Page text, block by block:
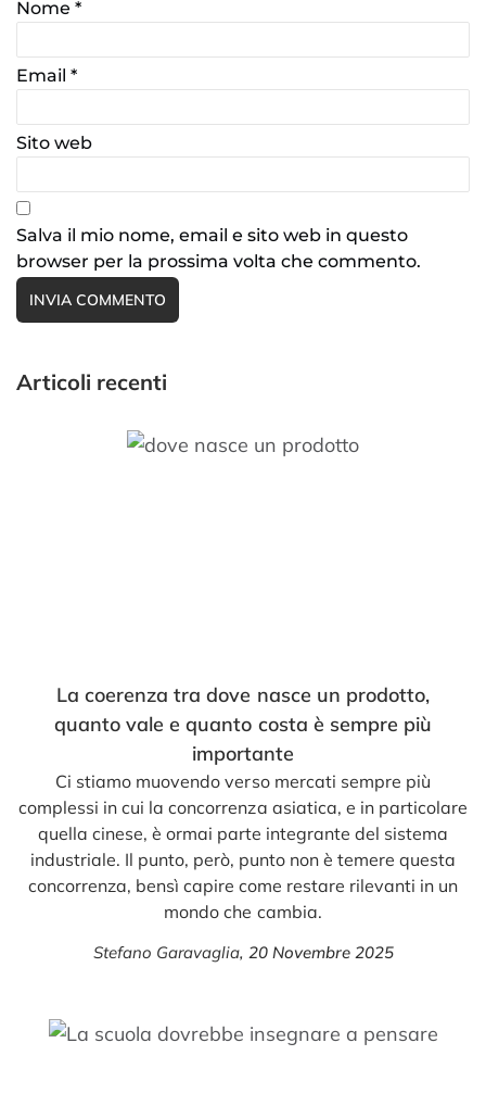
Nome *
Email *
Sito web
Salva il mio nome, email e sito web in questo
browser per la prossima volta che commento.
Articoli recenti
La coerenza tra dove nasce un prodotto,
quanto vale e quanto costa è sempre più
importante
Ci stiamo muovendo verso mercati sempre più
complessi in cui la concorrenza asiatica, e in particolare
quella cinese, è ormai parte integrante del sistema
industriale. Il punto, però, punto non è temere questa
concorrenza, bensì capire come restare rilevanti in un
mondo che cambia.
Stefano Garavaglia, 20 Novembre 2025